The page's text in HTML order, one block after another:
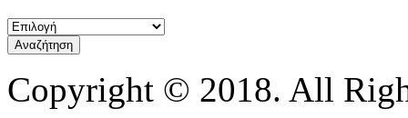
Copyright © 2018. All